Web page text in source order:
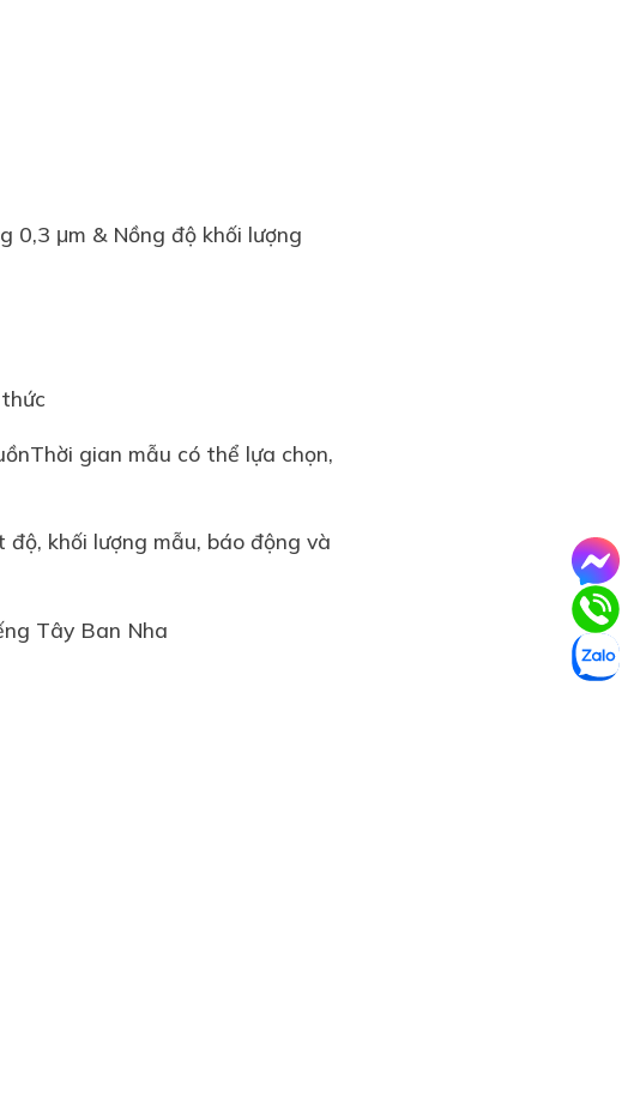
0,3 μm & Nồng độ khối lượng
gian mẫu có thể lựa chọn,
khối lượng mẫu, báo động và
Tây Ban Nha